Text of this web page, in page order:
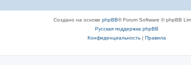
Создано на основе phpBB® Forum Software © phpBB
Русская поддержка phpBB
Конфиденциальность| Правила